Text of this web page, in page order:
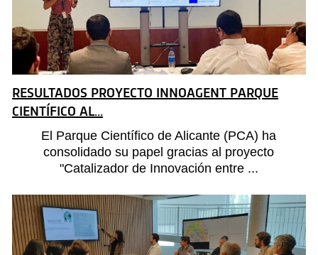
RESULTADOS PROYECTO INNOAGENT PARQUE
CIENTÍFICO AL...
El Parque Científico de Alicante (PCA) ha
consolidado su papel gracias al proyecto
"Catalizador de Innovación entre ...